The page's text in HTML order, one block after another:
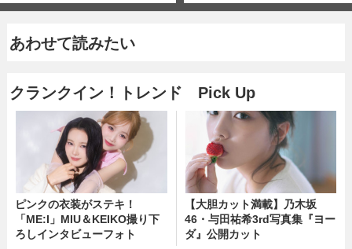
あわせて読みたい
クランクイン！トレンド Pick Up
ピンクの衣装がステキ！
「ME:I」MIU＆KEIKO撮り下
ろしインタビューフォト
【大胆カット満載】乃木坂
46・与田祐希3rd写真集『ヨー
ダ』公開カット